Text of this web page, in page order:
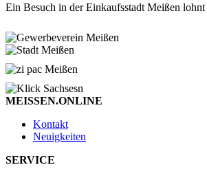
Ein Besuch in der Einkaufsstadt Meißen
MEISSEN.ONLINE
Kontakt
Neuigkeiten
SERVICE